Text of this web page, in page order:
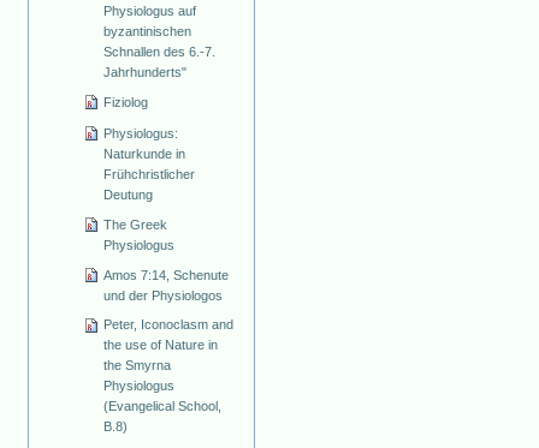
Physiologus auf
byzantinischen
Schnallen des 6.-7.
Jahrhunderts"
Fiziolog
Physiologus:
Naturkunde in
Frühchristlicher
Deutung
The Greek
Physiologus
Amos 7:14, Schenute
und der Physiologos
Peter, Iconoclasm and
the use of Nature in
the Smyrna
Physiologus
(Evangelical School,
B.8)